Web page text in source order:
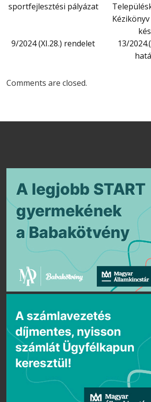
sportfejlesztési pályázat
9/2024 (XI.28.) rendelet
13/
Comments are closed.